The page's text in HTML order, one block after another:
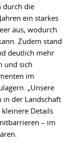
durch die
ein starkes
aus, wodurch
Zudem stand
deutlich mehr
und sich
im
„Unsere
der Landschaft
kleinere Details
– im